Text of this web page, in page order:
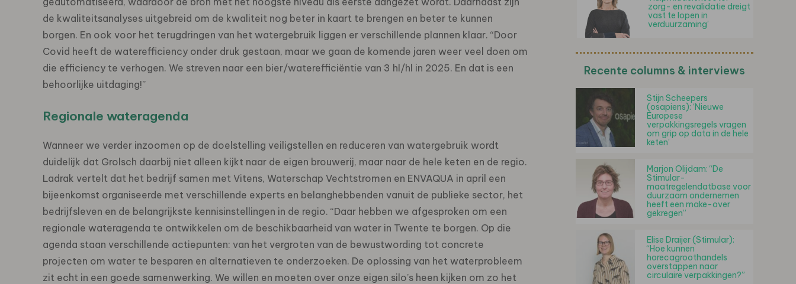
de kwaliteitsanalyses uitgebreid om de kwaliteit nog beter in kaart te brengen en beter te kunnen
borgen. En ook voor het terugdringen van het watergebruik liggen er verschillende plannen klaar. “Door
Covid heeft de waterefficiency onder druk gestaan, maar we gaan de komende jaren weer veel doen om
die efficiency te verhogen. We streven naar een bier/waterefficiëntie van 3 hl/hl in 2025. En dat is een
behoorlijke uitdaging!”
Regionale wateragenda
Wanneer we verder inzoomen op de doelstelling veiligstellen en reduceren van watergebruik wordt
duidelijk dat Grolsch daarbij niet alleen kijkt naar de eigen brouwerij, maar naar de hele keten en de regio.
Ladrak vertelt dat het bedrijf samen met Vitens, Waterschap Vechtstromen en ENVAQUA in april een
bijeenkomst organiseerde met verschillende experts en belanghebbenden vanuit de publieke sector, het
bedrijfsleven en de belangrijkste kennisinstellingen in de regio. “Daar hebben we afgesproken om een
regionale wateragenda te ontwikkelen om de beschikbaarheid van water in Twente te borgen. Op die
agenda staan verschillende actiepunten: van het vergroten van de bewustwording tot concrete
projecten om water te besparen en alternatieven te onderzoeken. De oplossing van het waterprobleem
zit echt in een goede samenwerking. We willen en moeten over onze eigen silo’s heen kijken om zo het
zorg- en revalidatie dreigt
vast te lopen in
verduurzaming’
Recente columns & interviews
Stijn Scheepers
(osapiens): ‘Nieuwe
Europese
verpakkingsregels vragen
om grip op data in de hele
keten’
Marjon Olijdam: “De
Stimular-
maatregelendatbase voor
duurzaam ondernemen
heeft een make-over
gekregen”
Elise Draijer (Stimular):
“Hoe kunnen
horecagroothandels
overstappen naar
circulaire verpakkingen?”